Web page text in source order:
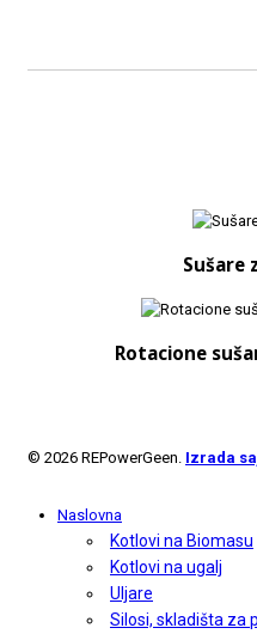
Sušare
Rotacione
© 2026 REPowerGeen. Izrada
Naslovna
Kotlovi na Biomasu
Kotlovi na ugalj
Uljare
Silosi, skladišta za